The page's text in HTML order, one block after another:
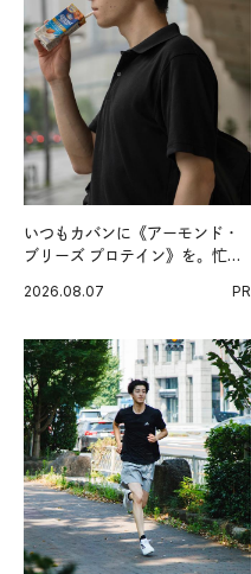
いつもカバンに《アーモンド・
ブリーズ プロテイン》を。忙し
グ習慣。
2026.08.07 PR